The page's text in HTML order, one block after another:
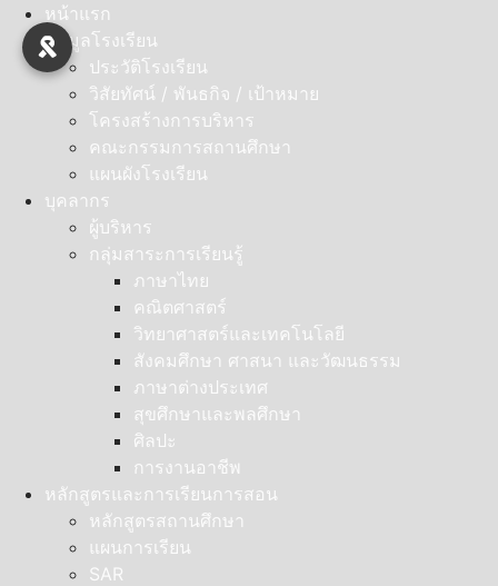
Skip
content
หน้าแรก
ข้อมูลโรงเรียน
ประวัติโรงเรียน
วิสัยทัศน์ / พันธกิจ / เป้าหมาย
โครงสร้างการบริหาร
คณะกรรมการสถานศึกษา
แผนผังโรงเรียน
บุคลากร
ผู้บริหาร
กลุ่มสาระการเรียนรู้
ภาษาไทย
คณิตศาสตร์
วิทยาศาสตร์และเทคโนโลยี
สังคมศึกษา ศาสนา และวัฒนธรรม
ภาษาต่างประเทศ
สุขศึกษาและพลศึกษา
ศิลปะ
การงานอาชีพ
หลักสูตรและการเรียนการสอน
หลักสูตรสถานศึกษา
แผนการเรียน
SAR